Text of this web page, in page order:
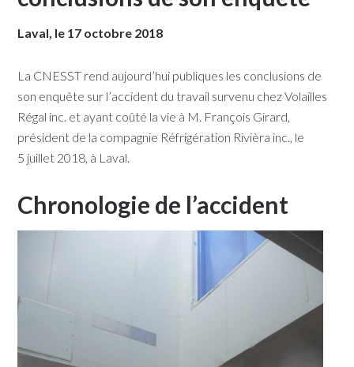
Laval, le 17 octobre 2018​​​​
La CNESST rend aujourd’hui publiques les conclusions de
son enquête sur l’accident du travail survenu chez Volailles
Régal inc. et ayant coûté la vie à M. François Girard,
président de la compagnie Réfrigération Rivièra inc., le
5 juillet 2018, à Laval.
Chronologie de l’accident